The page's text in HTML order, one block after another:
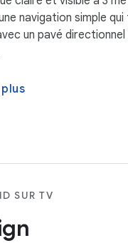
navigation simple
un pavé
SUR TV